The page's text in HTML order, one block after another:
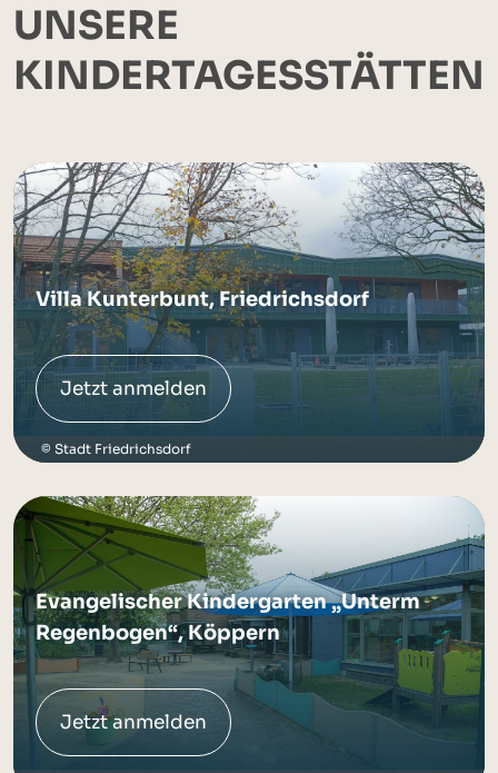
UNSERE
KINDERTAGESSTÄTTEN
Villa Kunterbunt, Friedrichsdorf
Jetzt anmelden
Stadt Friedrichsdorf
Evangelischer Kindergarten „Unterm
Regenbogen“, Köppern
Jetzt anmelden